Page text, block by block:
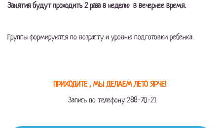
Занятия будут проходить 2 раза в неделю в вечернее время.
Группы формируются по возрасту и уровню подготовки ребенка.
ПРИХОДИТЕ , МЫ ДЕЛАЕМ ЛЕТО ЯРЧЕ!
Запись по телефону 288-70-21